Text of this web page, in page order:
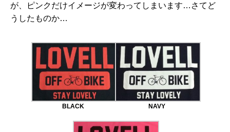
が、ピンクだけイメージが変わってしまいます…さてど
うしたものか…
BLACK NAVY